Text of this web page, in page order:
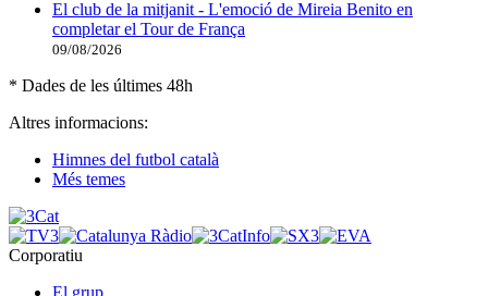
El club de la mitjanit - L'emoció de Mireia Benito en
completar el Tour de França
09/08/2026
* Dades de les últimes 48h
Altres informacions:
Himnes del futbol català
Més temes
Corporatiu
El grup